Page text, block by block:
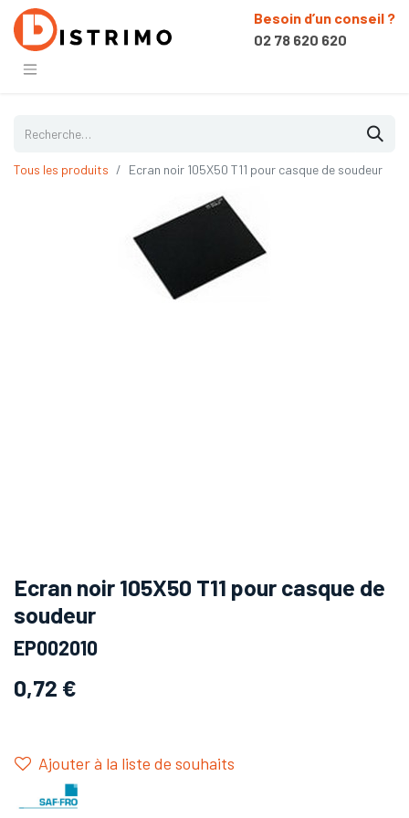
Besoin d’un conseil ?
02 78 620 620
Tous les produits Ecran noir 105X50 T11 pour casque de soudeur
Ecran noir 105X50 T11 pour casque de
soudeur
EP002010
0,72 €
Ajouter à la liste de souhaits